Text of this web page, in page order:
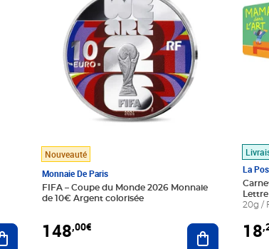
Ajouter au panier
Nouveauté
Monnaie De Paris
FIFA – Coupe du Monde 2026 Monnaie
de 10€ Argent colorisée
148,00€ Ajouter au
La
20g /
18